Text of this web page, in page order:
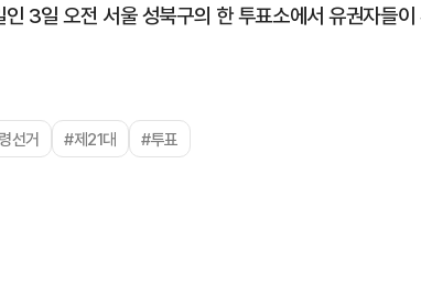
3일 오전 서울 성북구의 한 투표소에서 유권자들
선거 #제21대 #투표